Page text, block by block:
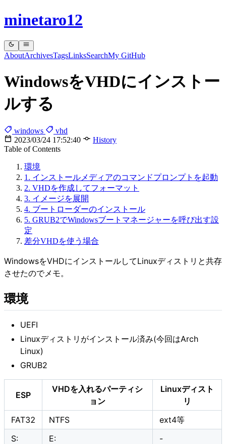
minetaro12
AboutArchivesTagsLinksSearchMy GitHub
WindowsをVHDにインストー
ルする
windows
vhd
2023/03/24 17:52:40
History
Table of Contents
環境
1. インストールメディアのコマンドプロンプトを起動
2. VHDを作成してフォーマット
3. イメージを展開
4. ブートローダーのインストール
5. GRUB2でWindowsブートマネージャーを呼び出す設
定
差分VHDを使う場合
WindowsをVHDにインストールしてLinuxディストリと共存
させたのでメモ。
環境
UEFI
Linuxディストリがインストール済み(今回はArch
Linux)
GRUB2
ESP
VHDを入れるパーティシ
ョン
Linuxディスト
リ
FAT32
NTFS
ext4等
S:
E: -